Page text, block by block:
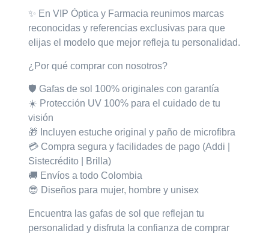
✨ En VIP Óptica y Farmacia reunimos marcas
reconocidas y referencias exclusivas para que
elijas el modelo que mejor refleja tu personalidad.
¿Por qué comprar con nosotros?
🛡️ Gafas de sol 100% originales con garantía
☀️ Protección UV 100% para el cuidado de tu
visión
🎁 Incluyenestuche original y paño de microfibra
💳 Compra segura y facilidades de pago (Addi |
Sistecrédito | Brilla)
🚚 Envíos a todo Colombia
😎 Diseños para mujer, hombre y unisex
Encuentra las gafas de sol que reflejan tu
personalidad y disfruta la confianza de comprar